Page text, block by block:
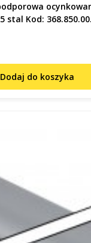
stal Kod:
Dodaj do koszyka